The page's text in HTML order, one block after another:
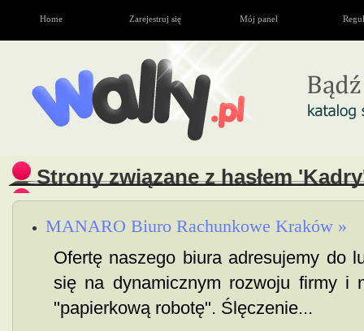
Home Zarejestruj się Mój panel
Strony związane z hasłem
MANARO Biuro Rachunkowe Kraków »
Ofertę naszego biura adresujemy do
się na dynamicznym rozwoju firmy i
"papierkową robotę". Ślęczenie...